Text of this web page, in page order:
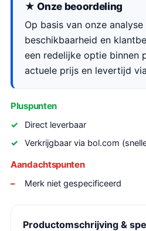
★ Onze beoordeling
Op basis van onze
beschikbaarheid en
een redelijke optie binnen
actuele prijs en levertijd
Pluspunten
Direct leverbaar
Verkrijgbaar via bol.com
Aandachtspunten
Merk niet gespecificeerd
Productomschrijving &